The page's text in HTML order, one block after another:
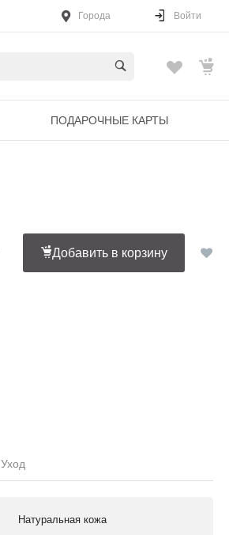
Города Войти
ПОДАРОЧНЫЕ КАРТЫ
Добавить в корзину
Уход
Натуральная кожа